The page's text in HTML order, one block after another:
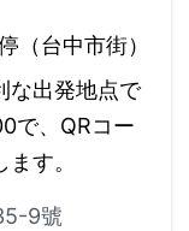
台中市街）
な出発地点で
で、QRコー
す。
9號